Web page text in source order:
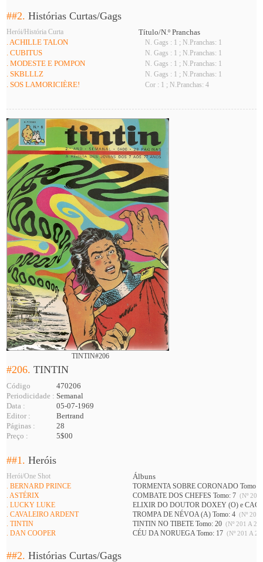
##2.Histórias Curtas/Gags
Herói/História Curta
Título/N.º Pranchas
. ACHILLE TALON
N. Gags : 1 ; N.Pranchas: 1
. CUBITUS N. Gags : 1 ; N.Pranchas: 1
. MODESTE E POMPON N. Gags : 1 ; N.Pranchas: 1
. SKBLLLZ N. Gags : 1 ; N.Pranchas: 1
. SOS LAMORICIÈRE! Cor : 1 ; N.Pranchas: 4
TINTIN#206
#206.TINTIN
Código
470206
Periodicidade : Semanal
Data :
05-07-1969
Editor :
Bertrand
Páginas :
28
Preço :
5$00
##1.Heróis
Herói/One Shot Álbuns
. BERNARD PRINCE
TORMENTA SOBRE CORONADO Tomo:
. ASTÉRIX
COMBATE DOS CHEFES Tomo: 7 (Nº 201
. LUCKY LUKE
ELIXIR DO DOUTOR DOXEY (O) e
. CAVALEIRO ARDENT
TROMPA DE NÉVOA (A) Tomo: 4 (Nº 201
. TINTIN TINTIN NO TIBETE Tomo: 20 (Nº 201 A
. DAN COOPER CÉU DA NORUEGA Tomo: 17 (Nº 201 A
##2.Histórias Curtas/Gags